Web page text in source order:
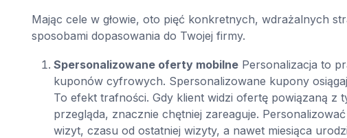
Mając cele w głowie, oto pięć konkretnych, wdrażalnych
sposobami dopasowania do Twojej firmy.
Spersonalizowane oferty mobilnePersonalizacja to
kuponów cyfrowych. Spersonalizowane kupony
To efekt trafności. Gdy klient widzi ofertę powiązaną z
przegląda, znacznie chętniej zareaguje.
wizyt, czasu od ostatniej wizyty, a nawet miesiąca